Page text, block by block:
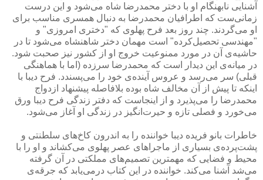
آشنایی نابهنگام او با دختر محمدرضا شاه می‌شود و این درست
زمانی‌ست كه اطرافیان محمدرضا به دنبال همسری مناسب برای
او می‌گردند. چند روز بعد فرح پهلوی كه "دختری امروزی" و
"مهندسی تحصیل‌كرده" است مهمان دختر شاهنشاه می‌شود تا در
حاشیه‌ی آن در مورد ممنوعیت خروج او از كشور نیز صحبت شود.
در میانه‌ی این دیدار است كه محمدرضا سرزده (اما با هماهنگی
قبلی) سر می‌رسد و عروس آینده‌ی خود را می‌پسندد. فرح دیبا با
اینكه تا پیش از آن مخالف شاه بوده بلافاصله پیشنهاد ازدواج
محمدرضا را می‌پذیرد و از اینجاست كه دفتر زندگی فرح دیبا ورق
می‌خورد و فصلی تازه و حیرت‌انگیز در زندگی او آغاز می‌شود.
خاطرات بانو فریده دیبا خواننده را به اندرون كاخ‌های سلطنتی و
پشت‌پرده‌ی بسیاری از ماجراهای عصر پهلوی می‌كشاند و او را با
محیط و فضایی كه مهمترین تصمیم‌های مملكتی در آن گرفته
می‌شد آشنا می‌كند. خواننده در این كتاب درمی‌یابد كه جرقه‌ی